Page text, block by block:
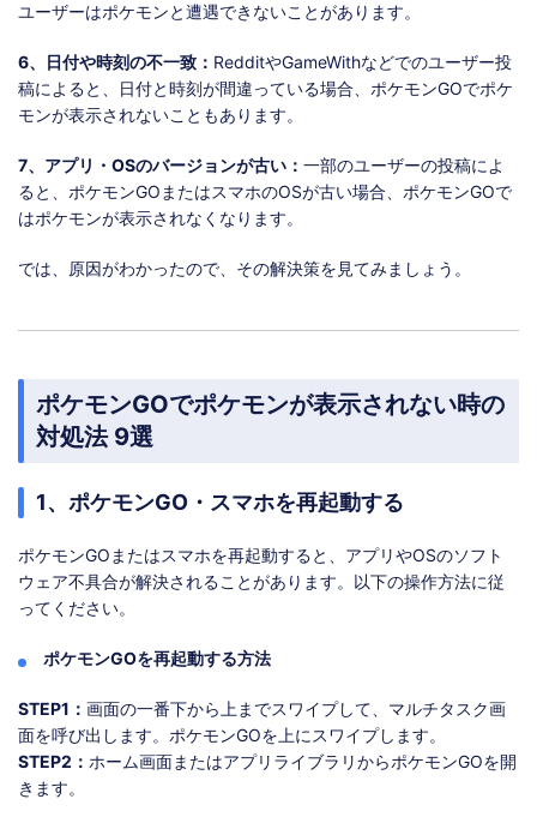
ユーザーはポケモンと遭遇できないことがあります。
6、日付や時刻の不一致： RedditやGameWithなどでのユーザー投
稿によると、日付と時刻が間違っている場合、ポケモンGOでポケ
モンが表示されないこともあります。
7、アプリ・OSのバージョンが古い： 一部のユーザーの投稿によ
ると、ポケモンGOまたはスマホのOSが古い場合、ポケモンGOで
はポケモンが表示されなくなります。
では、原因がわかったので、その解決策を見てみましょう。
ポケモンGOでポケモンが表示されない時の
対処法 9選
1、ポケモンGO・スマホを再起動する
ポケモンGOまたはスマホを再起動すると、アプリやOSのソフト
ウェア不具合が解決されることがあります。以下の操作方法に従
ってください。
ポケモンGOを再起動する方法
STEP1： 画面の一番下から上までスワイプして、マルチタスク画
面を呼び出します。ポケモンGOを上にスワイプします。
STEP2： ホーム画面またはアプリライブラリからポケモンGOを開
きます。